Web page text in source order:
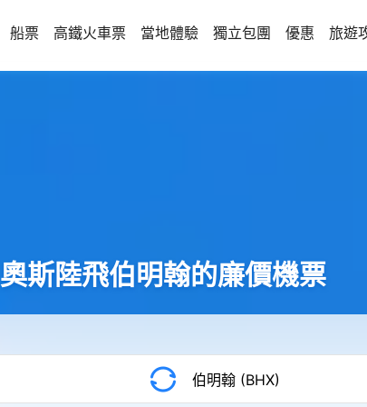
船票 高鐵火車票 當地體驗 獨立包團 優惠 旅遊
奧斯陸飛伯明翰的廉價機票